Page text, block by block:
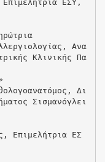
ΕΣΥ,
Ανα
Κλινικής Πα
Δι
Σισμανόγλει
Επιμελήτρια ΕΣ